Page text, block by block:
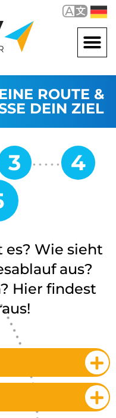
ROUTE &
DEIN ZIEL
es? Wie sieht
aus?
Hier findest